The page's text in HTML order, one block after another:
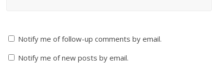
Notify me of follow-up comments by email.
Notify me of new posts by email.